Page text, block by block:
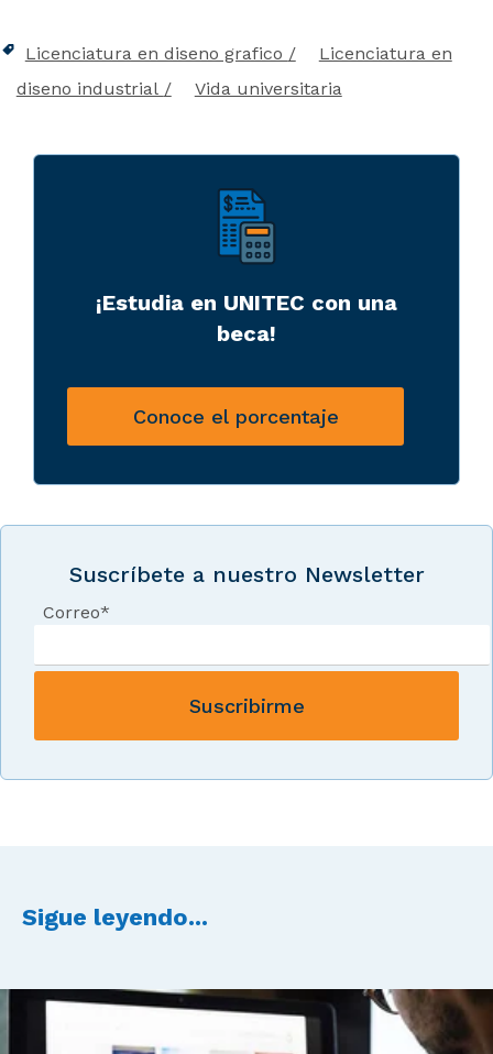
Licenciatura en diseno grafico
Licenciatura en
diseno industrial
Vida universitaria
¡Estudia en UNITEC con una
beca!
Conoce el porcentaje
Suscríbete a nuestro Newsletter
Correo*
Sigue leyendo...